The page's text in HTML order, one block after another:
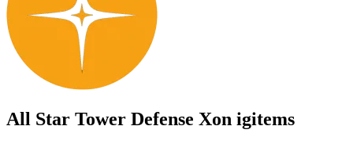
All Star Tower Defense Xon igitems